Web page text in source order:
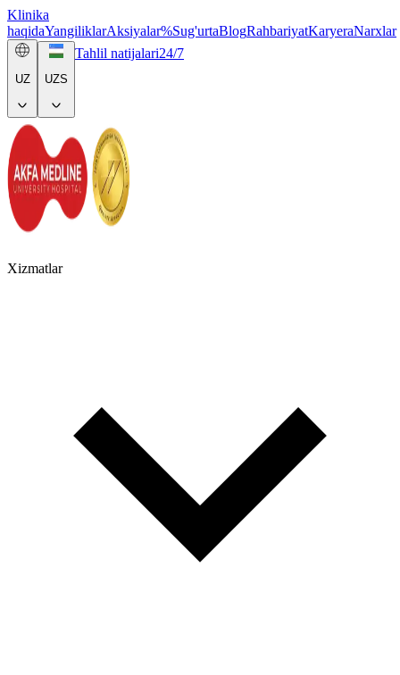
Klinika
haqidaYangiliklarAksiyalar%Sug'urtaBlogRahbariyatKaryeraNarxlar
UZ UZS
Tahlil natijalari24/7
Xizmatlar